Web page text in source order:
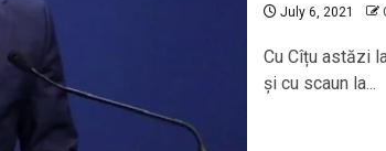
July 6, 2021
Cu Cîțu astăzi
și cu scaun la...